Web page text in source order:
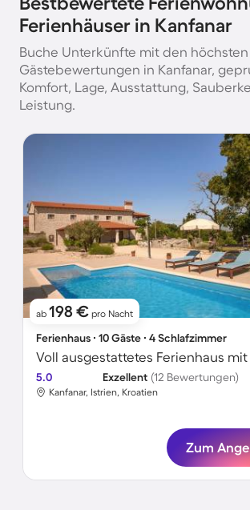
Ferienhäuser in Kanfanar
Buche Unterkünfte mit den höchsten
Gästebewertungen in Kanfanar,
Komfort, Lage, Ausstattung,
Leistung.
ab 198 € pro Nacht
Ferienhaus ∙ 10 Gäste ∙ 4 Schlafzimmer
5.0 Exzellent (12 Bewertungen)
Kanfanar, Istrien, Kroatien
Zum